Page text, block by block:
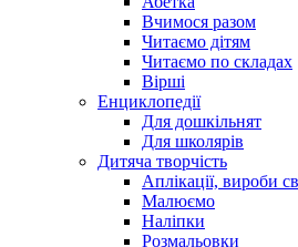
Вчимося разом
Читаємо дітям
Читаємо по складах
Вірші
Енциклопедії
Для дошкільнят
Для школярів
Дитяча творчість
Аплікації, вироби
Малюємо
Наліпки
Розмальовки